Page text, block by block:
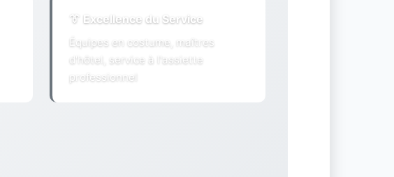
👔 Excellence du Service
Équipes en costume, maîtres
d'hôtel, service à l'assiette
professionnel